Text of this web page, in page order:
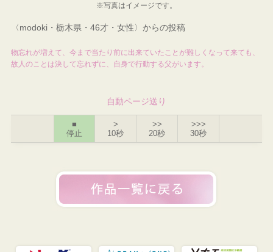
※写真はイメージです。
〈modoki・栃木県・46才・女性〉からの投稿
物忘れが増えて、今まで当たり前に出来ていたことが難しくなって来ても、
故人のことは決して忘れずに、自身で行動する父がいます。
自動ページ送り
■
停止
>
10秒
>>
20秒
>>>
30秒